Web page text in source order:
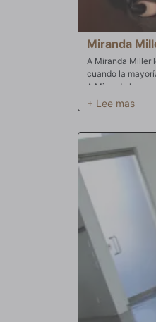
Miranda
A Miranda Miller
cuando la
A Miranda le
sentir que
los hombres
de presenciar la
a punto de
cubran de semen.